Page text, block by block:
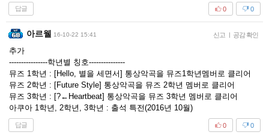
답글 0
0
아르웰 16-10-22 15:41 신고 | 공감 확인
추가
----------------학년별 칭호---------------
뮤즈 1학년 : [Hello, 별을 세면서] 통상악곡을 뮤즈1학년멤버로 클리어
뮤즈 2학년 : [Future Style] 통상악곡을 뮤즈 2학년 멤버로 클리어
뮤즈 3학년 : [?←Heartbeat] 통상악곡을 뮤즈 3학년 멤버로 클리어
아쿠아 1학년, 2학년, 3학년 : 출석 특전(2016년 10월)
답글 0
0